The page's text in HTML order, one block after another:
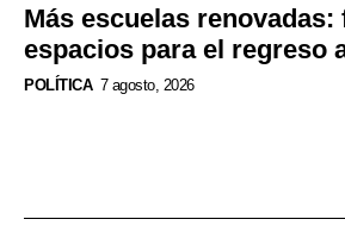
Más escuelas renovadas:
espacios para el regreso
POLÍTICA 7 agosto, 2026